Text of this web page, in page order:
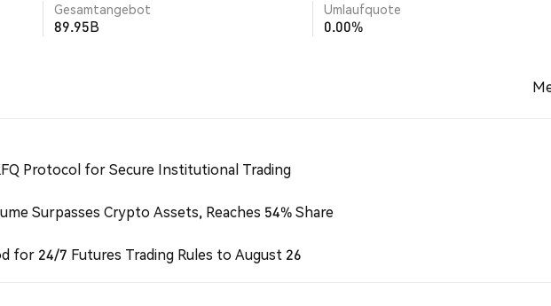
Gesamtangebot
89.95B
Umlaufquote
0.00%
Protocol for Secure Institutional Trading
Surpasses Crypto Assets, Reaches 54% Share
for 24/7 Futures Trading Rules to August 26